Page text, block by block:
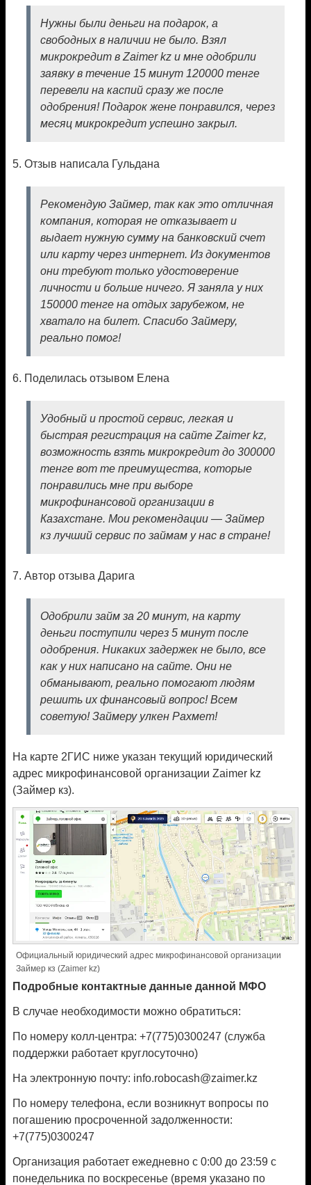
Нужны были деньги на подарок, а
свободных в наличии не было. Взял
микрокредит в Zaimer kz и мне одобрили
заявку в течение 15 минут 120000 тенге
перевели на каспий сразу же после
одобрения! Подарок жене понравился, через
месяц микрокредит успешно закрыл.
5. Отзыв написала Гульдана
Рекомендую Займер, так как это отличная
компания, которая не отказывает и
выдает нужную сумму на банковский счет
или карту через интернет. Из документов
они требуют только удостоверение
личности и больше ничего. Я заняла у них
150000 тенге на отдых зарубежом, не
хватало на билет. Спасибо Займеру,
реально помог!
6. Поделилась отзывом Елена
Удобный и простой сервис, легкая и
быстрая регистрация на сайте Zaimer kz,
возможность взять микрокредит до 300000
тенге вот те преимущества, которые
понравились мне при выборе
микрофинансовой организации в
Казахстане. Мои рекомендации — Займер
кз лучший сервис по займам у нас в стране!
7. Автор отзыва Дарига
Одобрили займ за 20 минут, на карту
деньги поступили через 5 минут после
одобрения. Никаких задержек не было, все
как у них написано на сайте. Они не
обманывают, реально помогают людям
решить их финансовый вопрос! Всем
советую! Займеру улкен Рахмет!
На карте 2ГИС ниже указан текущий юридический
адрес микрофинансовой организации Zaimer kz
(Займер кз).
Официальный юридический адрес микрофинансовой организации
Займер кз (Zaimer kz)
Подробные контактные данные данной МФО
В случае необходимости можно обратиться:
По номеру колл-центра: +7(775)0300247 (служба
поддержки работает круглосуточно)
На электронную почту: info.robocash@zaimer.kz
По номеру телефона, если возникнут вопросы по
погашению просроченной задолженности:
+7(775)0300247
Организация работает ежедневно с 0:00 до 23:59 с
понедельника по воскресенье (время указано по